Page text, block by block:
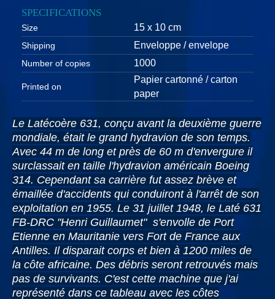
SPECIFICATIONS
Size 15 x 10 cm
Shipping Enveloppe / envelope
Number of copies 1000
Printed on
Papier cartonné / carton
paper
Le Latécoère 631, conçu avant la deuxième guerre
mondiale, était le grand hydravion de son temps.
Avec 44 m de long et près de 60 m d'envergure il
surclassait en taille l'hydravion américain Boeing
314. Cependant sa carrière fut assez brève et
émaillée d'accidents qui conduiront à l'arrêt de son
exploitation en 1955. Le 31 juillet 1948, le Laté 631
FB-DRC "Henri Guillaumet" s'envolle de Port
Etienne en Mauritanie vers Fort de France aux
Antilles. Il disparait corps et bien à 1200 miles de
la côte africaine. Des débris seront retrouvés mais
pas de survivants. C'est cette machine que j'ai
représenté dans ce tableau avec les côtes